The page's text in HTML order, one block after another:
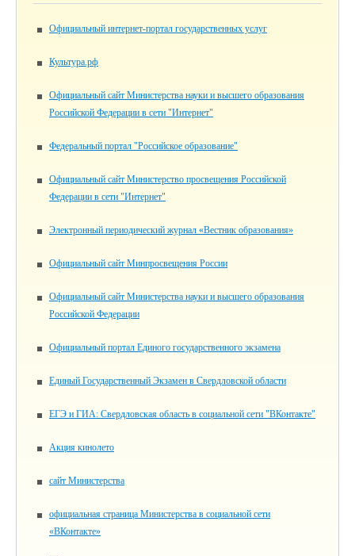
Официальный интернет-портал государственных услуг
Культура.рф
Официальный сайт Министерства науки и высшего образования
Российской Федерации в сети "Интернет"
Федеральный портал "Российское образование"
Официальный сайт Министерство просвещения Российской
Федерации в сети "Интернет"
Электронный периодический журнал «Вестник образования»
Официальный сайт Минпросвещения России
Официальный сайт Министерства науки и высшего образования
Российской Федерации
Официальный портал Единого государственного экзамена
Единый Государственный Экзамен в Свердловской области
ЕГЭ и ГИА: Свердловская область в социальной сети "ВКонтакте"
Акция кинолето
сайт Министерства
официальная страница Министерства в социальной сети
«ВКонтакте»